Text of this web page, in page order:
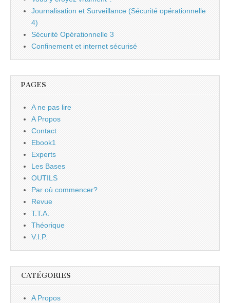
Journalisation et Surveillance (Sécurité opérationnelle
4)
Sécurité Opérationnelle 3
Confinement et internet sécurisé
PAGES
A ne pas lire
A Propos
Contact
Ebook1
Experts
Les Bases
OUTILS
Par où commencer?
Revue
T.T.A.
Théorique
V.I.P.
CATÉGORIES
A Propos